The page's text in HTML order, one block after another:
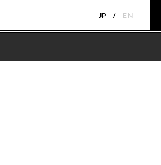
JP EN